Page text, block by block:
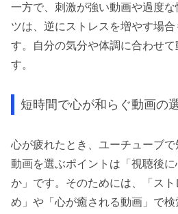
一方で、刺激が強い動画や過度
ツは、逆にストレスを増やす場
す。自分の気分や体調に合わせ
す。
短時間で心が和らぐ動画の
心が疲れたとき、ユーチューブ
動画を選ぶポイントは「視聴後に
か」です。そのためには、「ス
め」や「心が癒される動画」で